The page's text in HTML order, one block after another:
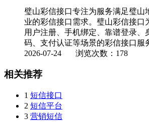
璧山彩信接口专注为服务满足璧山
业的彩信接口需求。璧山彩信接口
用户注册、手机绑定、靠谱登录、
码、支付认证等场景的彩信接口服
2026-07-24 浏览次数：178
相关推荐
1 短信接口
2 短信平台
3 营销短信